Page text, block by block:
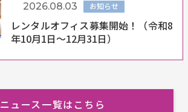
レンタルオフィス募集開始！（令和8
年10月1日～12月31日）
2026.08.03 お知らせ
ニュース一覧はこちら